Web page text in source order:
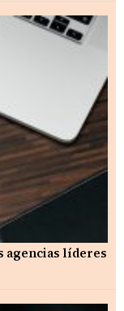
agencias líderes